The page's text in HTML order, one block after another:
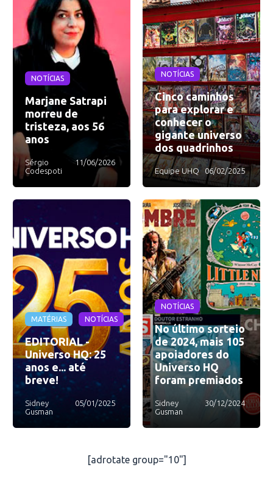
NOTÍCIAS
Marjane Satrapi
morreu de
tristeza, aos 56
anos
Sérgio
Codespoti
11/06/2026
NOTÍCIAS
Cinco caminhos
para explorar e
conhecer o
gigante universo
dos quadrinhos
Equipe UHQ 06/02/2025
MATÉRIAS NOTÍCIAS
EDITORIAL -
Universo HQ: 25
anos e... até
breve!
Sidney
Gusman
05/01/2025
NOTÍCIAS
No último sorteio
de 2024, mais 105
apoiadores do
Universo HQ
foram premiados
Sidney
Gusman
30/12/2024
[adrotate group="10"]